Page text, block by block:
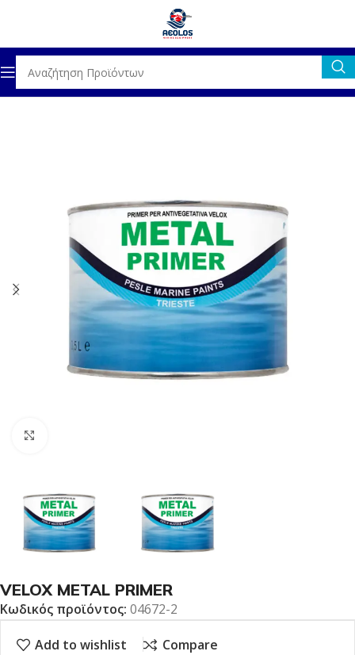
Αρχική σελίδα ΣΥΝΤΗΡΗΣΗ / ΚΑΘΑΡΙΣΤΙΚΑ ΠΡΑΪΜΕΡ
VELOX METAL PRIMER
Κωδικός προϊόντος: 04672-2
Add to wishlist Compare